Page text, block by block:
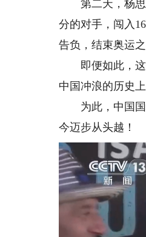
第二天，杨思
分的对手，闯入
告负，结束奥运之
即便如此，这
中国冲浪的历史上
为此，中国国
今迈步从头越！